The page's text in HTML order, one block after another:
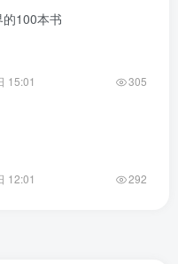
100本书
15:01 305
12:01 292